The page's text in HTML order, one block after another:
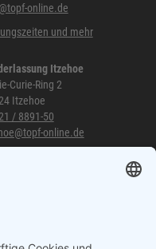
online.de
und mehr
Itzehoe
Curie-Ring 2
Itzehoe
/ 8891-50
online.de
/ 21 04 04 04-04